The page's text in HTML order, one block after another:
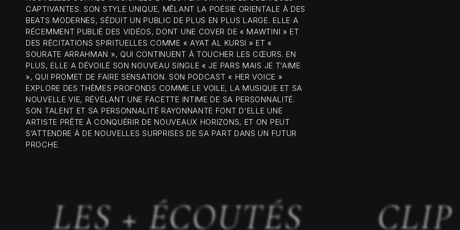
CAPTIVANTES. SON STYLE UNIQUE, MÊLANT LA POÉSIE ORIENTALE À DES
BEATS MODERNES, SÉDUIT UN PUBLIC DE PLUS EN PLUS LARGE. ELLE A
RÉCEMMENT PUBLIÉ DES VIDÉOS, DONT UNE COVER DE « MAWTINI » ET
DES RÉCITATIONS SPIRITUELLES COMME « AYAT AL KURSI » ET «
SOURATE ARRAHMAN », QUI CONTINUENT À TOUCHER LES CŒURS. EN
PLUS, ELLE A DÉVOILÉ SON NOUVEAU SINGLE « JE PARS MAIS JE T’AIME
», QUI PROMET DE FAIRE SENSATION. SON PODCAST « HER VOICE »
EXPLORE DES THÈMES PROFONDS COMME LE VOILE, LA MUSIQUE ET SA
NOUVELLE VIE, RÉVÉLANT UNE FACETTE INTIME DE SA PERSONNALITÉ.
SON TALENT ET SA PERSONNALITÉ RAYONNANTE FONT D’ELLE UNE
ARTISTE PRÊTE À CONQUÉRIR DE NOUVEAUX HORIZONS, ET ON PEUT
S’ATTENDRE À DE NOUVELLES SURPRISES DE SA PART DANS UN FUTUR
PROCHE.
LES + ÉCOUTÉS